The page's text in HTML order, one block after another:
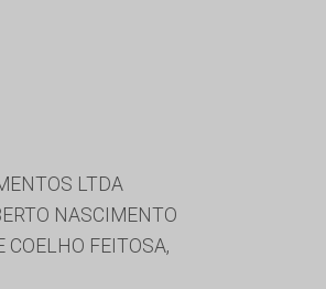
LTDA
NASCIMENTO
COELHO FEITOSA,